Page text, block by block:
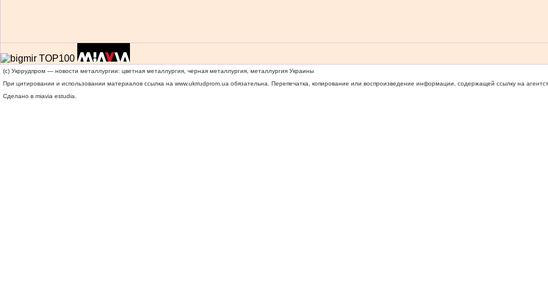
(c) Укррудпром — новости металлургии: цветная металлургия, черная металлургия, металлургия Украины
При цитировании и использовании материалов ссылка на www.ukrrudprom.ua обязательна. Перепечатка, копирование или воспроизведение информации, содержащей ссылку на
Сделано в miavia estudia.